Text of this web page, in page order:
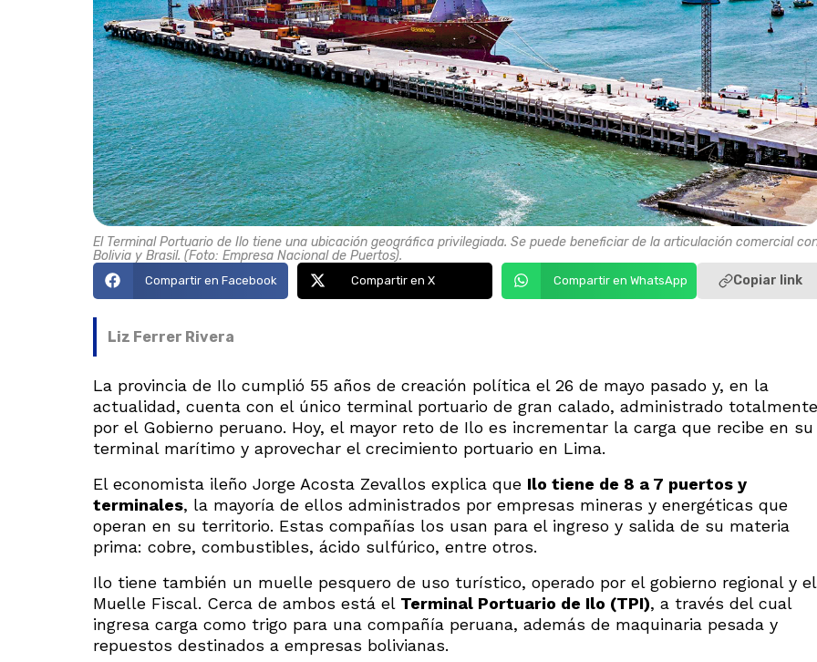
El Terminal Portuario de Ilo tiene una ubicación geográfica privilegiada. Se puede beneficiar de la articulación comercial
Bolivia y Brasil. (Foto: Empresa Nacional de Puertos).
Compartir en Facebook Compartir en X Compartir en WhatsApp Copiar link
Liz Ferrer Rivera
La provincia de Ilo cumplió 55 años de creación política el 26 de mayo pasado y, en la
actualidad, cuenta con el único terminal portuario de gran calado, administrado totalmente
por el Gobierno peruano. Hoy, el mayor reto de Ilo es incrementar la carga que recibe en su
terminal marítimo y aprovechar el crecimiento portuario en Lima.
El economista ileño Jorge Acosta Zevallos explica que Ilo tiene de 8 a 7 puertos y
terminales, la mayoría de ellos administrados por empresas mineras y energéticas que
operan en su territorio. Estas compañías los usan para el ingreso y salida de su materia
prima: cobre, combustibles, ácido sulfúrico, entre otros.
Ilo tiene también un muelle pesquero de uso turístico, operado por el gobierno regional y el
Muelle Fiscal. Cerca de ambos está el Terminal Portuario de Ilo (TPI), a través del cual
ingresa carga como trigo para una compañía peruana, además de maquinaria pesada y
repuestos destinados a empresas bolivianas.